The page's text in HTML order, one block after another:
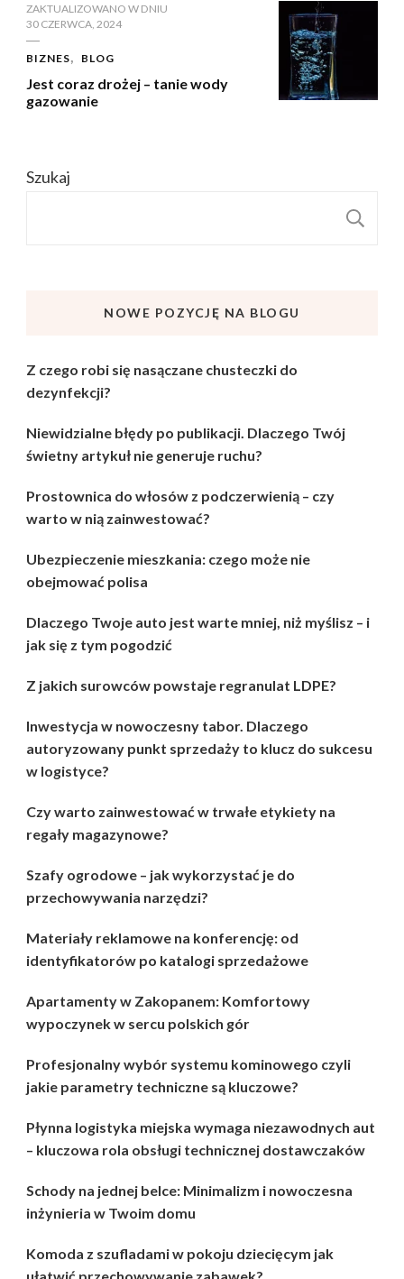
ZAKTUALIZOWANO W DNIU
30 CZERWCA, 2024
BIZNES BLOG
Jest coraz drożej – tanie wody
gazowanie
Szukaj
NOWE POZYCJĘ NA BLOGU
Z czego robi się nasączane chusteczki do
dezynfekcji?
Niewidzialne błędy po publikacji. Dlaczego Twój
świetny artykuł nie generuje ruchu?
Prostownica do włosów z podczerwienią – czy
warto w nią zainwestować?
Ubezpieczenie mieszkania: czego może nie
obejmować polisa
Dlaczego Twoje auto jest warte mniej, niż myślisz – i
jak się z tym pogodzić
Z jakich surowców powstaje regranulat LDPE?
Inwestycja w nowoczesny tabor. Dlaczego
autoryzowany punkt sprzedaży to klucz do sukcesu
w logistyce?
Czy warto zainwestować w trwałe etykiety na
regały magazynowe?
Szafy ogrodowe – jak wykorzystać je do
przechowywania narzędzi?
Materiały reklamowe na konferencję: od
identyfikatorów po katalogi sprzedażowe
Apartamenty w Zakopanem: Komfortowy
wypoczynek w sercu polskich gór
Profesjonalny wybór systemu kominowego czyli
jakie parametry techniczne są kluczowe?
Płynna logistyka miejska wymaga niezawodnych aut
– kluczowa rola obsługi technicznej dostawczaków
Schody na jednej belce: Minimalizm i nowoczesna
inżynieria w Twoim domu
Komoda z szufladami w pokoju dziecięcym jak
ułatwić przechowywanie zabawek?